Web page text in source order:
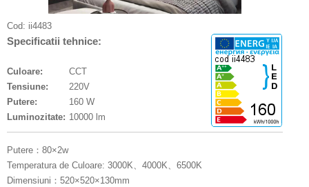
Cod: ii4483
Specificatii tehnice:
Culoare:
CCT
Tensiune:
220V
Putere:
160 W
Luminozitate: 10000 lm
Putere：80×2w
Temperatura de Culoare: 3000K、4000K、6500K
Dimensiuni：520×520×130mm